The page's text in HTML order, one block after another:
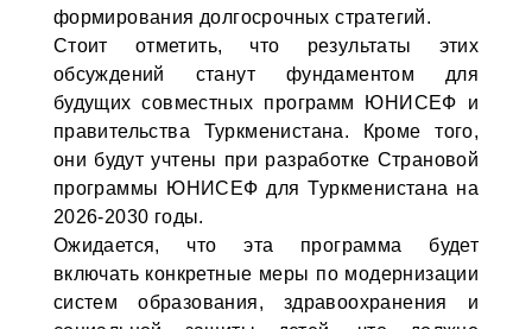
формирования долгосрочных стратегий.
Стоит отметить, что результаты этих
обсуждений станут фундаментом для
будущих совместных программ ЮНИСЕФ и
правительства Туркменистана. Кроме того,
они будут учтены при разработке Страновой
программы ЮНИСЕФ для Туркменистана на
2026-2030 годы.
Ожидается, что эта программа будет
включать конкретные меры по модернизации
систем образования, здравоохранения и